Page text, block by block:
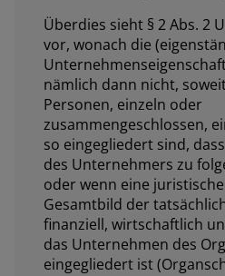
Überdies sieht § 2 Abs. 2
vor, wonach die
nämlich dann nicht,
Personen, einzeln oder
zusammengeschlossen,
so eingegliedert sind,
des Unternehmers zu
oder wenn eine
Gesamtbild der
finanziell, wirtschaftlich
das Unternehmen des
eingegliedert ist